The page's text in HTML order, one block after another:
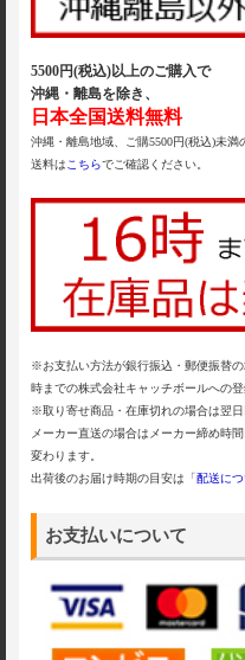
5500円(税込)以上のご購入で
沖縄・離島を除き、
日本全国送料無料
沖縄・離島地域、ご購5500円(税込)未満
送料はこちらでご確認ください。
※お支払い方法が銀行振込・郵便振替
時までの株式会社キャッチボールへの登
※取り寄せ商品・在庫切れの場合は翌日
メーカー直送の場合はメーカー締め時
変わります。
出荷後のお届け時期の目安は「配送に
お支払いについて